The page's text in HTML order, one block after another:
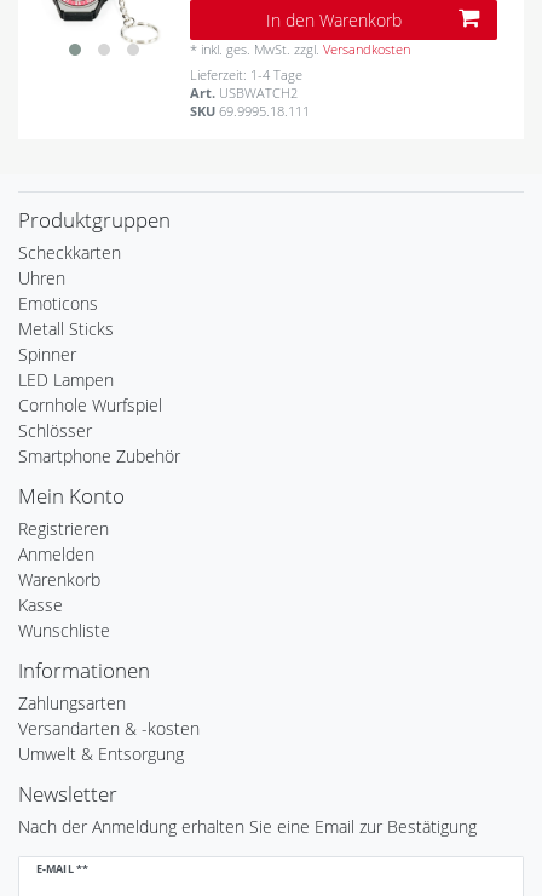
In den Warenkorb
* inkl. ges. MwSt. zzgl.Versandkosten
Lieferzeit: 1-4 Tage
Art. USBWATCH2
SKU69.9995.18.111
Produktgruppen
Scheckkarten
Uhren
Emoticons
Metall Sticks
Spinner
LED Lampen
Cornhole Wurfspiel
Schlösser
Smartphone Zubehör
Mein Konto
Registrieren
Anmelden
Warenkorb
Kasse
Wunschliste
Informationen
Zahlungsarten
Versandarten & -kosten
Umwelt & Entsorgung
Newsletter
Nach der Anmeldung erhalten Sie eine Email zur Bestätigung
E-MAIL **
Newsletter